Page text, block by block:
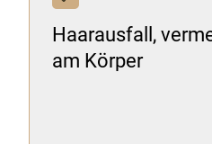
Haarausfall,
am Körper